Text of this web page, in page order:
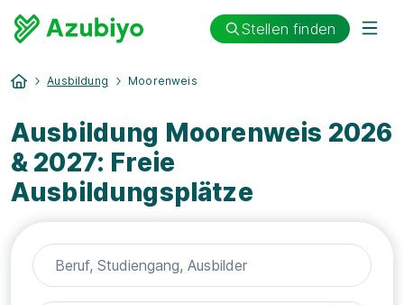
Stellen finden
Ausbildung Moorenweis
Ausbildung Moorenweis 2026
& 2027: Freie
Ausbildungsplätze